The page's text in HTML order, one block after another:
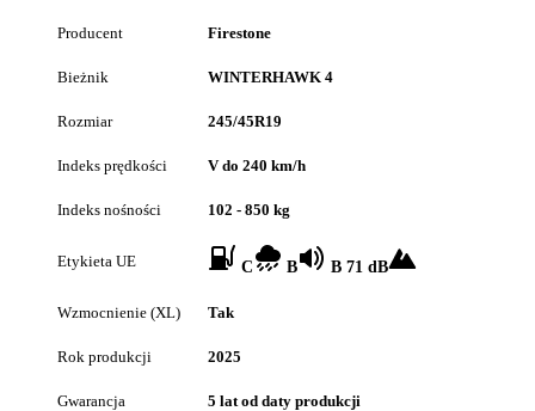
Producent Firestone
Bieżnik WINTERHAWK 4
Rozmiar 245/45R19
Indeks prędkości V do 240 km/h
Indeks nośności 102 - 850 kg
Etykieta UE C B B 71 dB
Wzmocnienie (XL) Tak
Rok produkcji 2025
Gwarancja 5 lat od daty produkcji